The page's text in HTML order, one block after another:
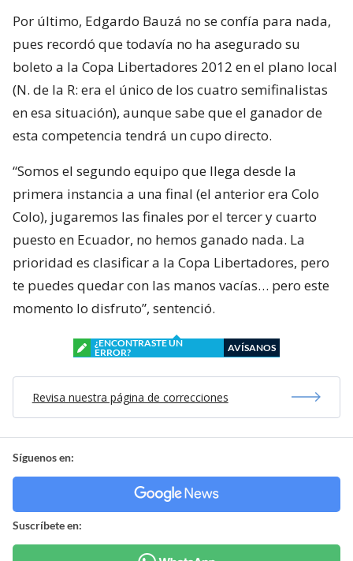
Por último, Edgardo Bauzá no se confía para nada,
pues recordó que todavía no ha asegurado su
boleto a la Copa Libertadores 2012 en el plano local
(N. de la R: era el único de los cuatro semifinalistas
en esa situación), aunque sabe que el ganador de
esta competencia tendrá un cupo directo.
“Somos el segundo equipo que llega desde la
primera instancia a una final (el anterior era Colo
Colo), jugaremos las finales por el tercer y cuarto
puesto en Ecuador, no hemos ganado nada. La
prioridad es clasificar a la Copa Libertadores, pero
te puedes quedar con las manos vacías… pero este
momento lo disfruto”, sentenció.
¿ENCONTRASTE UN
ERROR?
AVÍSANOS
Revisa nuestra página de correcciones
Síguenos en:
Suscríbete en: